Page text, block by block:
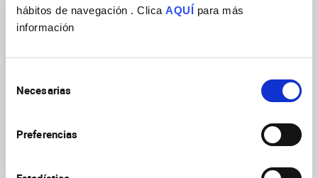
hábitos de navegación . Clica AQUÍ para más
información
Necesarias
Preferencias
Mecanismos
epigenéticos de la
plasticidad neuronal